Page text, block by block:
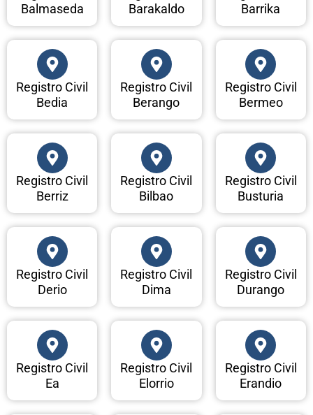
Balmaseda
Barakaldo
Barrika
Registro Civil
Bedia
Registro Civil
Berango
Registro Civil
Bermeo
Registro Civil
Berriz
Registro Civil
Bilbao
Registro Civil
Busturia
Registro Civil
Derio
Registro Civil
Dima
Registro Civil
Durango
Registro Civil
Ea
Registro Civil
Elorrio
Registro Civil
Erandio